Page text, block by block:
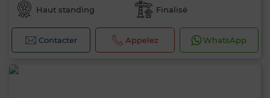
Haut standing Finalisé
Contacter Appelez WhatsApp